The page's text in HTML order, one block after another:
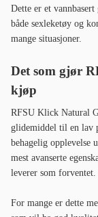
Dette er et
både sexleketøy og
mange situasjoner.
Det som gjør
kjøp
RFSU Klick Natural
glidemiddel til en lav
behagelig opplevelse
mest avanserte
leverer som forventet.
For mange er dette